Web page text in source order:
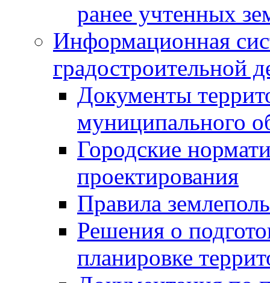
ранее учтенных
Информационная
градостроительной
Документы
муниципального
Городские
проектирования
Правила
Решения о
планировке